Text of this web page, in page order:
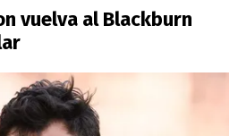
vuelva al Blackburn